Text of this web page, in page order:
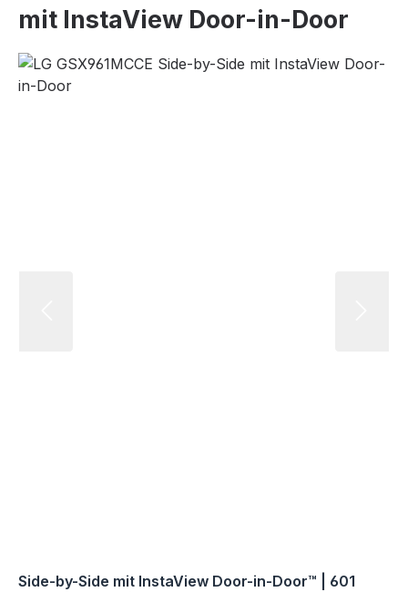
mit InstaView Door-in-Door
Bildergalerie überspringen
Side-by-Side mit InstaView Door-in-Door™ | 601